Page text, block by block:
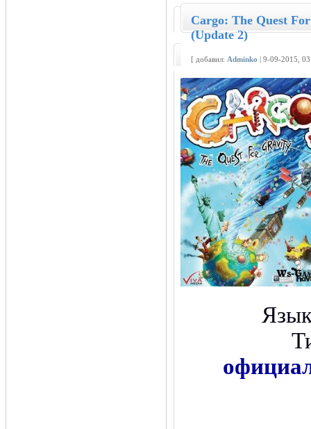
Cargo: The Quest
(Update 2)
[ добавил: Adminko | 9-09-2015,